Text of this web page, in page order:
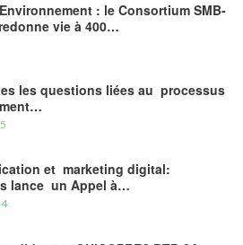
: le Consortium SMB-
vie à 400…
les questions liées au processus
et marketing digital:
lance un Appel à…